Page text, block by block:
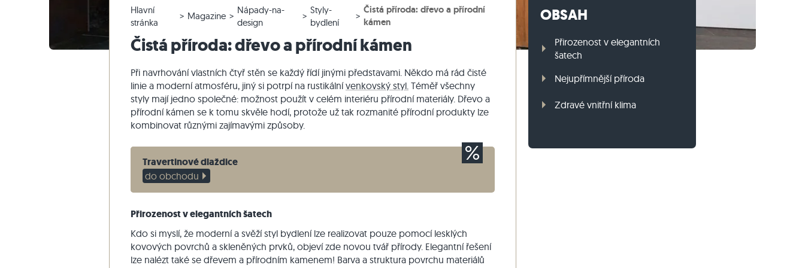
Křemencové dlažby
Mramorové dlažby
Starožitné dlažby
Mozaikové dlažby
Béžové dlažby
Šedé dlažby
Vápencové venkovní dlažby
Mramorové venkovní dlažby
Křemenné venkovní dlažby
Gneissové venkovní dlažby
Čedičové venkovní dlažby
Polygonální venkovní dlažby
Béžová terasová dlažby
Šedé terasové dlažby
Dlažební kostky vápenec
Dlažební kostky rula
Sádrová tyč
Schodišťové bloky z ruly
Schodišťové bloky z vápence
Zdicí kámen travertin
Zdicí kámen rula
Vnější obkladový kámen
Travníkový obrubník z ruly
Reklamace a změna objednávky
Změna a zrušení objednávky
Vzorové odeslání
Dodávka a přeprava
Panoramatická prohlídka
Zahradní design
Styly bydlení
Mramor
Quartzite
Pískovec
Břidlice
Travertin
Hlavní
stránka
Magazine
Nápady-na-
design
Styly-
bydlení
Čistá příroda: dřevo a přírodní
kámen
Čistá příroda: dřevo a přírodní kámen
Při navrhování vlastních čtyř stěn se každý řídí jinými představami. Někdo má rád čisté
linie a moderní atmosféru, jiný si potrpí na rustikálnívenkovský styl. Téměř všechny
styly mají jedno společné: možnost použít v celém interiéru přírodní materiály. Dřevo a
přírodní kámen se k tomu skvěle hodí, protože už tak rozmanité přírodní produkty lze
kombinovat různými zajímavými způsoby.
Travertinové dlaždice
do obchodu
Přirozenost v elegantních šatech
Kdo si myslí, že moderní a svěží styl bydlení lze realizovat pouze pomocí lesklých
kovových povrchů a skleněných prvků, objeví zde novou tvář přírody. Elegantní řešení
lze nalézt také se dřevem a přírodním kamenem! Barva a struktura povrchu materiálů
OBSAH
Přirozenost v elegantních
šatech
Nejupřímnější příroda
Zdravé vnitřní klima